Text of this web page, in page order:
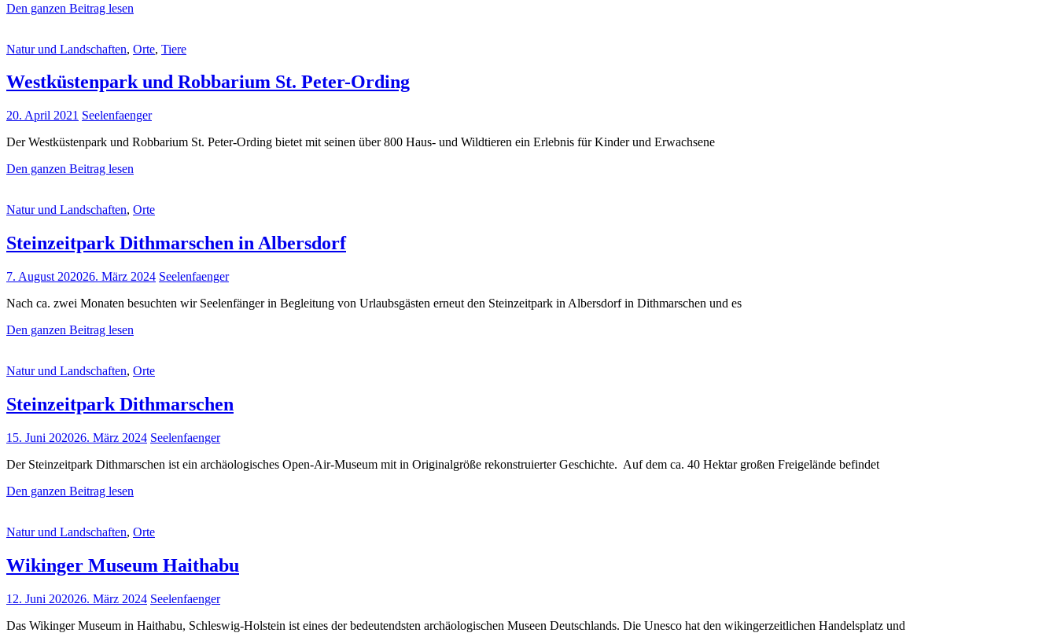
Den ganzen Beitrag lesen
Cat
Natur und Landschaften, Orte, Tiere
Westküstenpark und Robbarium St. Peter-Ording
Posted
20. April 2021 Seelenfaenger
Der Westküstenpark und Robbarium St. Peter-Ording bietet mit seinen über 800 Haus- und Wildtieren ein Erlebnis für Kinder und Erwachsene
Den ganzen Beitrag lesen
St.
Ording
Cat
Natur und Landschaften, Orte
Steinzeitpark Dithmarschen in Albersdorf
Posted
7. August 202026. März 2024 Seelenfaenger
Nach ca. zwei Monaten besuchten wir Seelenfänger in Begleitung von Urlaubsgästen erneut den Steinzeitpark in Albersdorf in Dithmarschen und es
Den ganzen Beitrag lesen
Albersdorf
Cat
Natur und Landschaften, Orte
Steinzeitpark Dithmarschen
Posted
15. Juni 202026. März 2024 Seelenfaenger
Der Steinzeitpark Dithmarschen ist ein archäologisches Open-Air-Museum mit in Originalgröße rekonstruierter Geschichte. Auf dem ca. 40 Hektar großen Freigelände befindet
Den ganzen Beitrag lesen
Cat
Natur und Landschaften, Orte
Wikinger Museum Haithabu
Posted
12. Juni 202026. März 2024 Seelenfaenger
Das Wikinger Museum in Haithabu, Schleswig-Holstein ist eines der bedeutendsten archäologischen Museen Deutschlands. Die Unesco hat den wikingerzeitlichen Handelsplatz und